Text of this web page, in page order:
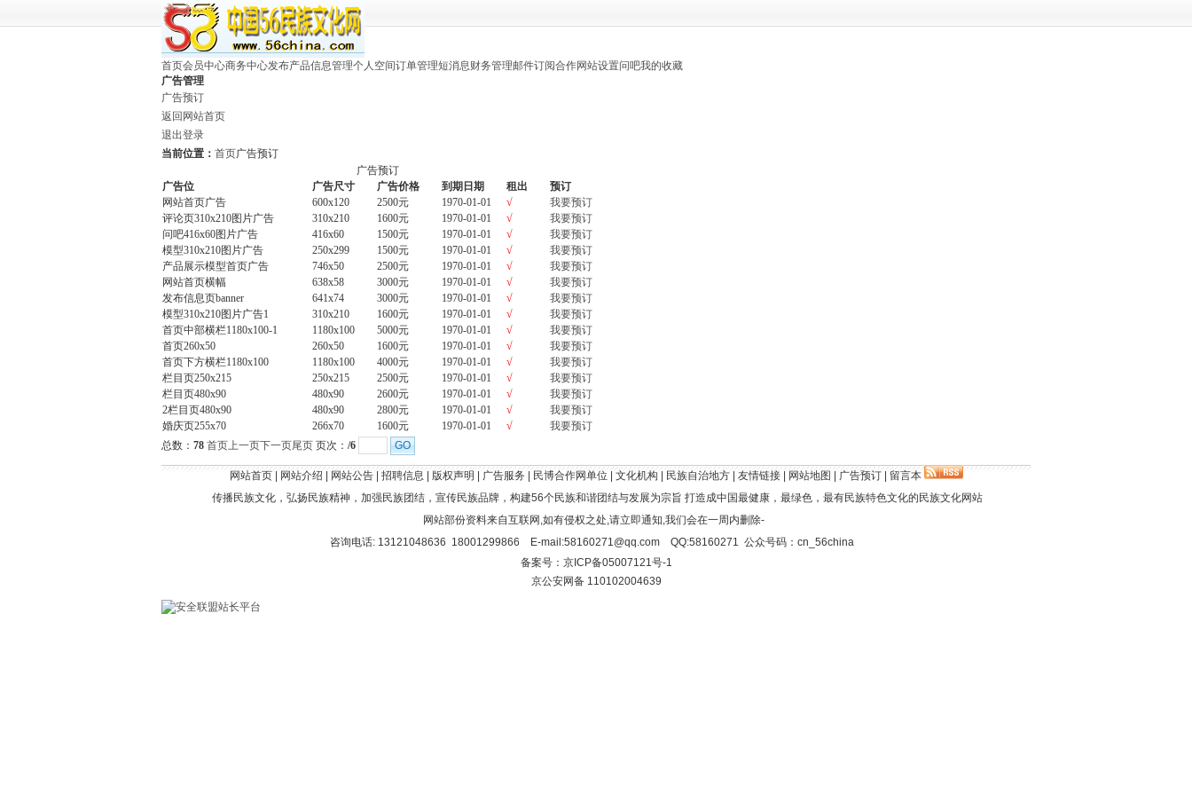
首页会员中心商务中心发布产品信息管理个人空间订单管理短消息财务管理邮件订阅合作网站设置问吧我的收藏
广告管理
广告预订
返回网站首页
退出登录
当前位置： 首页广告预订
广告预订
广告位
广告尺寸 广告价格 到期日期 租出
预订
网站首页广告
600x120 2500元 1970-01-01 √
我要预订
评论页310x210图片广告
310x210 1600元 1970-01-01 √
我要预订
问吧416x60图片广告
416x60 1500元 1970-01-01 √
我要预订
模型310x210图片广告
250x299 1500元 1970-01-01 √
我要预订
产品展示模型首页广告
746x50 2500元 1970-01-01 √
我要预订
网站首页横幅
638x58 3000元 1970-01-01 √
我要预订
发布信息页banner
641x74 3000元 1970-01-01 √
我要预订
模型310x210图片广告1
310x210 1600元 1970-01-01 √
我要预订
首页中部横栏1180x100-1
1180x100 5000元 1970-01-01 √
我要预订
首页260x50
260x50 1600元 1970-01-01 √
我要预订
首页下方横栏1180x100
1180x100 4000元 1970-01-01 √
我要预订
栏目页250x215
250x215 2500元 1970-01-01 √
我要预订
栏目页480x90
480x90 2600元 1970-01-01 √
我要预订
2栏目页480x90
480x90 2800元 1970-01-01 √
我要预订
婚庆页255x70
266x70 1600元 1970-01-01 √
我要预订
总数： 78 首页上一页下一页尾页 页次： /6
网站首页| 网站介绍 网站公告| 招聘信息 版权声明 广告服务 民博合作网单位 文化机构 民族自治地方| 友情链接| 网站地图 广告预订|
留言本
传播民族文化，弘扬民族精神，加强民族团结，宣传民族品牌，构建56个民族和谐团结与发展为宗旨 打造成中国最健康，最绿色，最有民族特色文化的民族文化网站
网站部份资料来自互联网,如有侵权之处,请立即通知,我们会在一周内删除-
咨询电话: 13121048636 18001299866 E-mail:58160271@qq.com QQ:58160271 公众号码：cn_56china
备案号：京ICP备05007121号-1
京公安网备 110102004639